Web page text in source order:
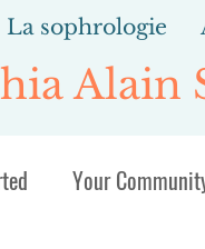
La sophrologie
Alain
Your